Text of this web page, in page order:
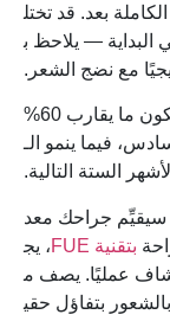
بعد. قد تختل
— يلاحظ ب
مع نضج الشعر.
، يكون ما يقارب 60%
فيما ينمو الـ
سيقيِّم جراحك معد
بتقنية FUE
، يج
عمليًا. يصف م
بتفاؤل حقي